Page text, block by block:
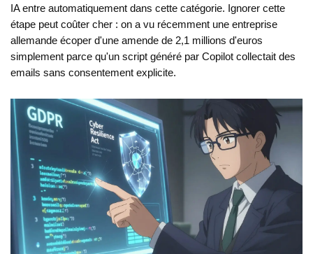
IA entre automatiquement dans cette catégorie. Ignorer cette
étape peut coûter cher : on a vu récemment une entreprise
allemande écoper d'une amende de 2,1 millions d'euros
simplement parce qu'un script généré par Copilot collectait des
emails sans consentement explicite.